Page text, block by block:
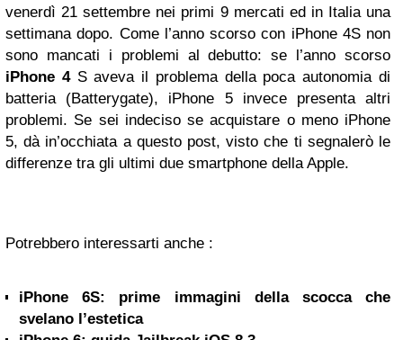
venerdì 21 settembre nei primi 9 mercati ed in Italia una
settimana dopo. Come l’anno scorso con iPhone 4S non
sono mancati i problemi al debutto: se l’anno scorso
iPhone 4S aveva il problema della poca autonomia di
batteria (Batterygate), iPhone 5 invece presenta altri
problemi. Se sei indeciso se acquistare o meno iPhone
5, dà in’occhiata a questo post, visto che ti segnalerò le
differenze tra gli ultimi due smartphone della Apple.
Potrebbero interessarti anche :
iPhone 6S: prime immagini della scocca che
svelano l’estetica